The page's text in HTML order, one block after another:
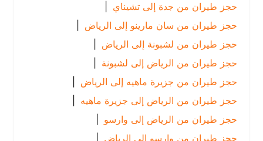
حجز طيران من جدة إلى تشيناي |
حجز طيران من سان مارينو إلى الرياض
|
حجز طيران من لشبونة إلى الرياض
|
حجز طيران من الرياض إلى لشبونة |
حجز طيران من جزيرة ماهيه إلى الرياض
|
حجز طيران من الرياض إلى جزيرة ماهيه |
حجز طيران من الرياض إلى وارسو
|
حجز طيران من وارسو إلى الرياض
|